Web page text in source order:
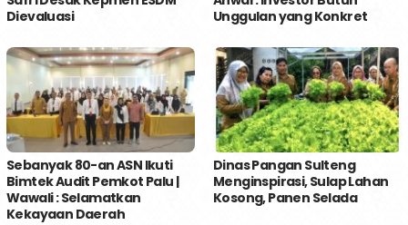
Dievaluasi
Unggulan yang Konkret
Sebanyak 80-an ASN Ikuti
Bimtek Audit Pemkot Palu |
Wawali : Selamatkan
Kekayaan Daerah
Dinas Pangan Sulteng
Menginspirasi, Sulap Lahan
Kosong, Panen Selada